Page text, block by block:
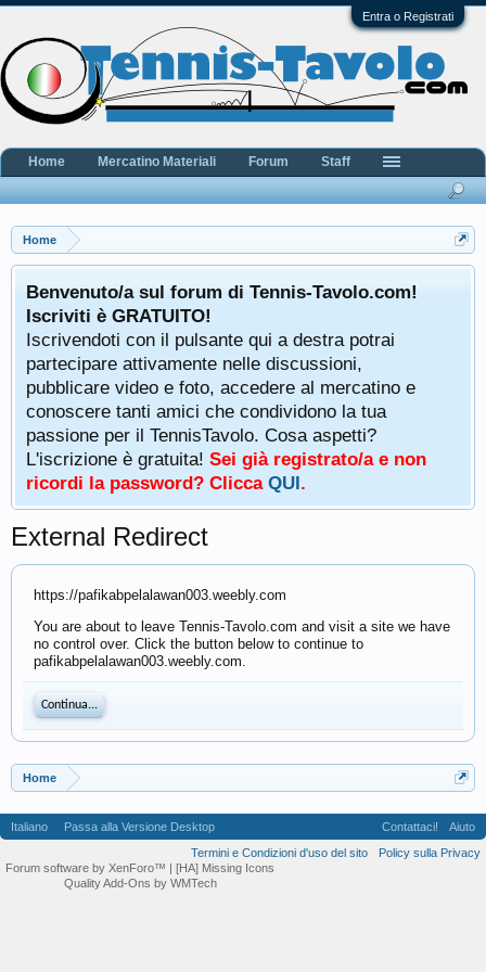
Entra o Registrati
Home
Benvenuto/a sul forum di Tennis-Tavolo.com!
Iscriviti è GRATUITO!
Iscrivendoti con il pulsante qui a destra potrai
partecipare attivamente nelle discussioni,
pubblicare video e foto, accedere al mercatino e
conoscere tanti amici che condividono la tua
passione per il TennisTavolo. Cosa aspetti?
L'iscrizione è gratuita! Sei già registrato/a e non
ricordi la password? Clicca QUI.
External Redirect
https://pafikabpelalawan003.weebly.com
You are about to leave Tennis-Tavolo.com and visit a site we have
no control over. Click the button below to continue to
pafikabpelalawan003.weebly.com.
Continua...
Home
Home Mercatino Materiali Forum Staff
Italiano Passa alla Versione Desktop Contattaci!
Aiuto
Termini e Condizioni d'uso del sito
Policy sulla Privacy
Forum software by XenForo™ | [HA] Missing Icons
Quality Add-Ons by WMTech